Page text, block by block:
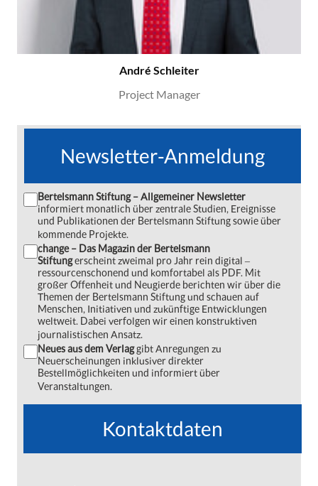
André Schleiter
Project Manager
Newsletter-Anmeldung
Bertelsmann Stiftung – Allgemeiner Newsletter
informiert monatlich über zentrale Studien, Ereignisse
und Publikationen der Bertelsmann Stiftung sowie über
kommende Projekte.
change – Das Magazin der Bertelsmann
Stiftungerscheint zweimal pro Jahr rein digital ‒
ressourcenschonend und komfortabel als PDF. Mit
großer Offenheit und Neugierde berichten wir über die
Themen der Bertelsmann Stiftung und schauen auf
Menschen, Initiativen und zukünftige Entwicklungen
weltweit. Dabei verfolgen wir einen konstruktiven
journalistischen Ansatz.
Neues aus dem Verlaggibt Anregungen zu
Neuerscheinungen inklusiver direkter
Bestellmöglichkeiten und informiert über
Veranstaltungen.
Kontaktdaten